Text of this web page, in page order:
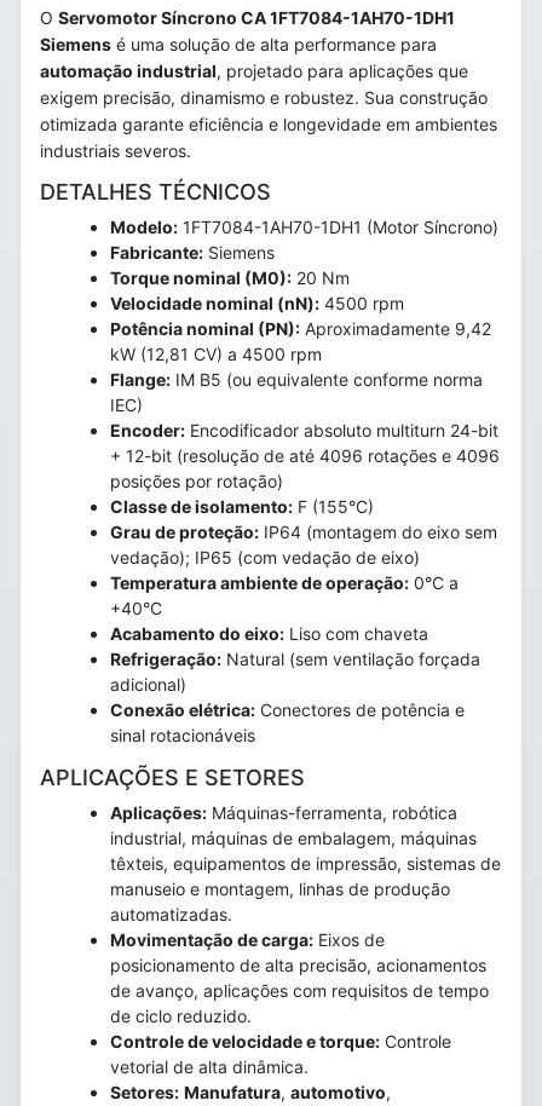
O Servomotor Síncrono CA 1FT7084-1AH70-1DH1
Siemens é uma solução de alta performance para
automação industrial, projetado para aplicações que
exigem precisão, dinamismo e robustez. Sua construção
otimizada garante eficiência e longevidade em ambientes
industriais severos.
DETALHES TÉCNICOS
Modelo: 1FT7084-1AH70-1DH1 (Motor Síncrono)
Fabricante: Siemens
Torque nominal (M0): 20 Nm
Velocidade nominal (nN): 4500 rpm
Potência nominal (PN): Aproximadamente 9,42
kW (12,81 CV) a 4500 rpm
Flange: IM B5 (ou equivalente conforme norma
IEC)
Encoder: Encodificador absoluto multiturn 24-bit
+ 12-bit (resolução de até 4096 rotações e 4096
posições por rotação)
Classe de isolamento: F (155°C)
Grau de proteção: IP64 (montagem do eixo sem
vedação); IP65 (com vedação de eixo)
Temperatura ambiente de operação: 0°C a
+40°C
Acabamento do eixo: Liso com chaveta
Refrigeração: Natural (sem ventilação forçada
adicional)
Conexão elétrica: Conectores de potência e
sinal rotacionáveis
APLICAÇÕES E SETORES
Aplicações: Máquinas-ferramenta, robótica
industrial, máquinas de embalagem, máquinas
têxteis, equipamentos de impressão, sistemas de
manuseio e montagem, linhas de produção
automatizadas.
Movimentação de carga: Eixos de
posicionamento de alta precisão, acionamentos
de avanço, aplicações com requisitos de tempo
de ciclo reduzido.
Controle de velocidade e torque: Controle
vetorial de alta dinâmica.
Setores: Manufatura, automotivo,